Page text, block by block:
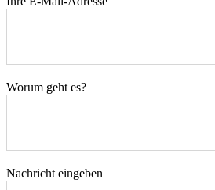
Worum geht es?
Nachricht eingeben